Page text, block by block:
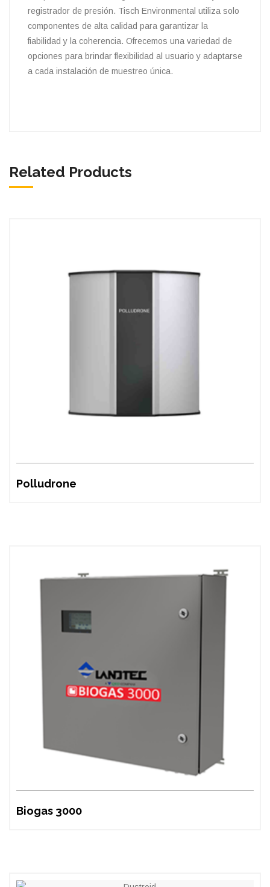
registrador de presión. Tisch Environmental utiliza solo
componentes de alta calidad para garantizar la
fiabilidad y la coherencia. Ofrecemos una variedad de
opciones para brindar flexibilidad al usuario y adaptarse
a cada instalación de muestreo única.
Related Products
Polludrone
Biogas 3000